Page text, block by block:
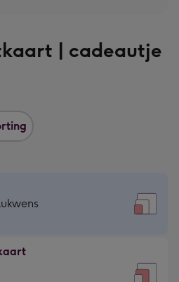
| cadeautje